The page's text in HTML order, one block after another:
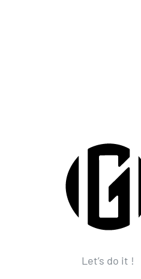
Let’s do it !